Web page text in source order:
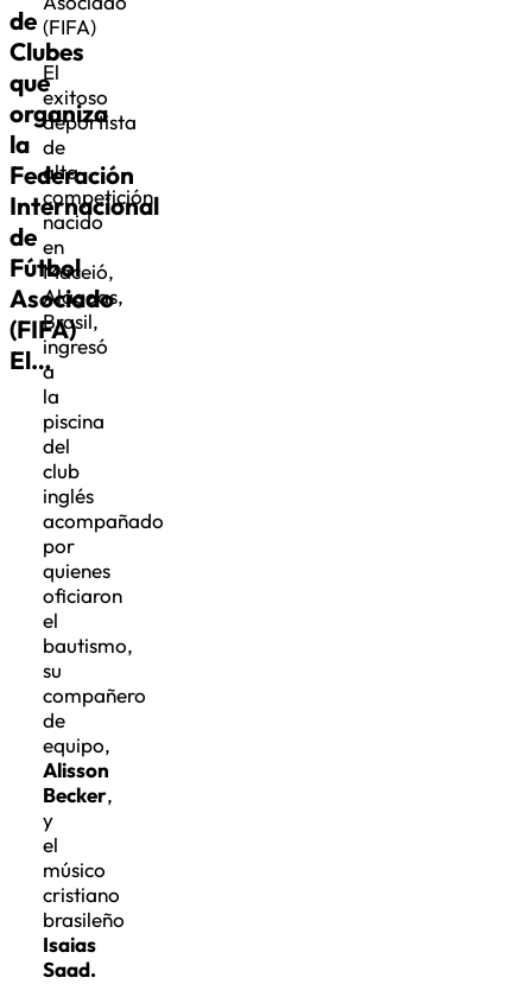
de
Clubes
que
organiza
la
Federación
Internacional
de
Fútbol
Asociado
(FIFA)
El…
(FIFA)
El
exitoso
deportista
de
alta
competición
nacido
en
Maceió,
Alagoas,
Brasil,
ingresó
a
la
piscina
del
club
inglés
acompañado
por
quienes
oficiaron
el
bautismo,
su
compañero
de
equipo,
Alisson
Becker,
y
el
músico
cristiano
brasileño
Isaias
Saad.